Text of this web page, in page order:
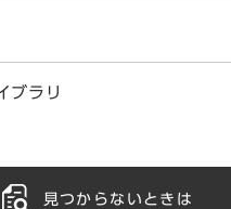
ブラリ
見つからないときは